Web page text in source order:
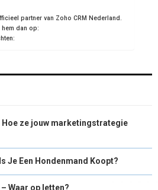
partner van Zoho CRM Nederland.
hem dan op:
Hoe ze jouw marketingstrategie
Je Een Hondenmand Koopt?
Waar op letten?